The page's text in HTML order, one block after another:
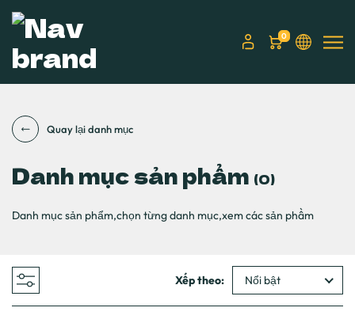
0
Quay lại danh mục
Danh mục sản phẩm (0)
Danh mục sản phẩm,chọn từng danh mục,xem các sản phầm
Xếp theo: Nổi bật